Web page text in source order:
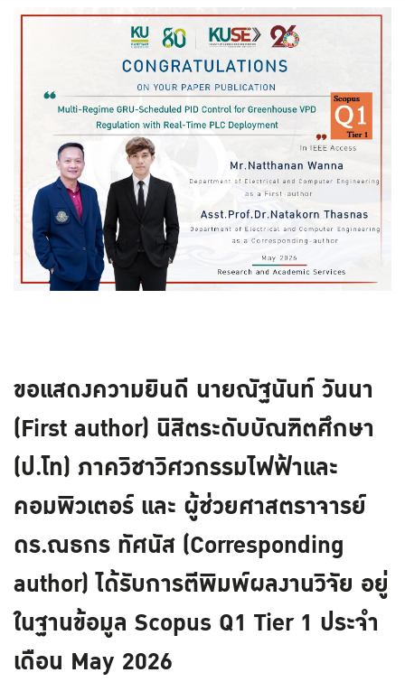
ขอแสดงความยินดี นายณัฐนันท์ วันนา
(First author) นิสิตระดับบัณฑิตศึกษา
(ป.โท) ภาควิชาวิศวกรรมไฟฟ้าและ
คอมพิวเตอร์ และ ผู้ช่วยศาสตราจารย์
ดร.ณธกร ทัศนัส (Corresponding
author) ได้รับการตีพิมพ์ผลงานวิจัย อยู่
ในฐานข้อมูล Scopus Q1 Tier 1 ประจำ
เดือน May 2026